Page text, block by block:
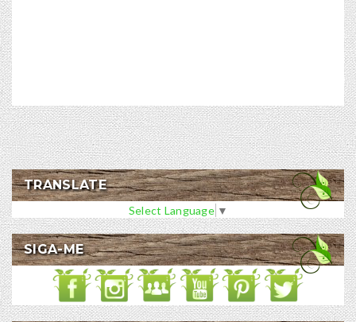
TRANSLATE
Select Language ▼
SIGA-ME